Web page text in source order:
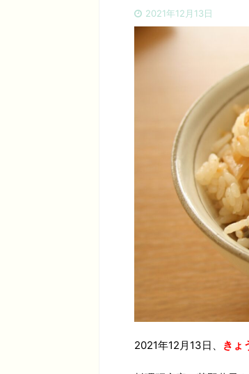
2021年12月13日
2021年12月13日、 きょ